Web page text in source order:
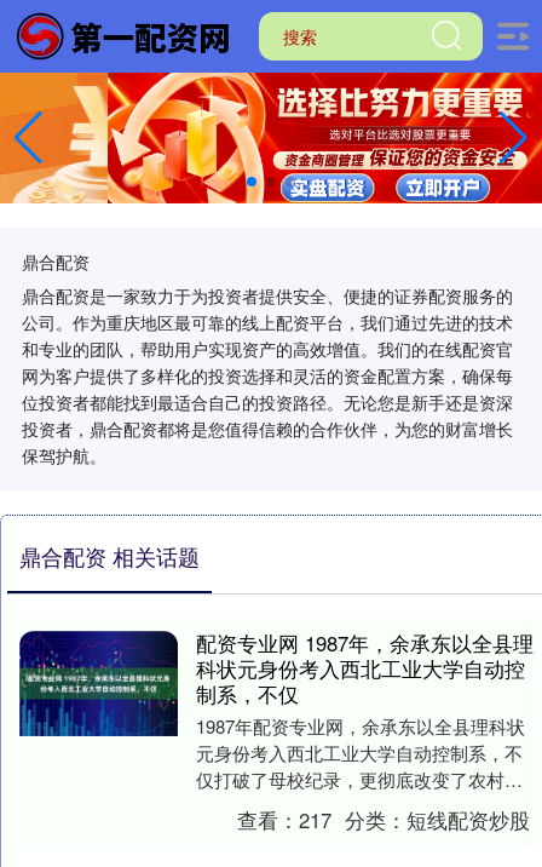
鼎合配资
鼎合配资是一家致力于为投资者提供安全、便捷的证券配资服务的
公司。作为重庆地区最可靠的线上配资平台，我们通过先进的技术
和专业的团队，帮助用户实现资产的高效增值。我们的在线配资官
网为客户提供了多样化的投资选择和灵活的资金配置方案，确保每
位投资者都能找到最适合自己的投资路径。无论您是新手还是资深
投资者，鼎合配资都将是您值得信赖的合作伙伴，为您的财富增长
保驾护航。
鼎合配资 相关话题
配资专业网 1987年，余承东以全县理
科状元身份考入西北工业大学自动控
制系，不仅
1987年配资专业网，余承东以全县理科状
元身份考入西北工业大学自动控制系，不
仅打破了母校纪录，更彻底改变了农村孩
子“务农、打工”的既定人生轨迹，获得了城
市户口与....
查看：217 分类：短线配资炒股